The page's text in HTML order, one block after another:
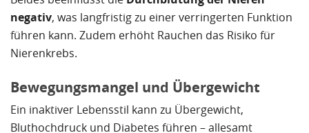
negativ, was langfristig zu einer verringerten Funktion
führen kann. Zudem erhöht Rauchen das Risiko für
Nierenkrebs.
Bewegungsmangel und Übergewicht
Ein inaktiver Lebensstil kann zu Übergewicht,
Bluthochdruck und Diabetes führen – allesamt